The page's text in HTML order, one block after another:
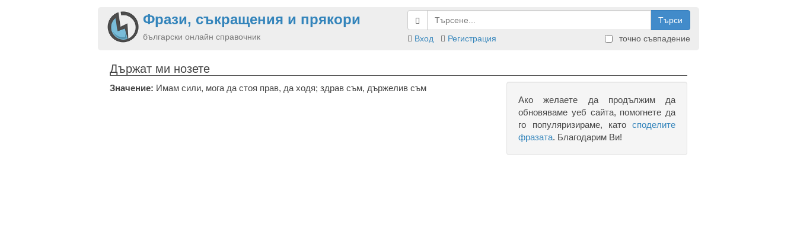
Фрази, съкращения и прякори
български онлайн справочник
Търси
Вход
Регистрация точно съвпадение
Държат ми нозете
Значение: Имам сили, мога да стоя прав, да ходя; здрав съм, държелив съм
Ако желаете да продължим да
обновяваме уеб сайта, помогнете да
го популяризираме, като споделите
фразата. Благодарим Ви!